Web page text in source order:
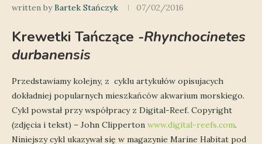
written byBartek Stańczyk 07/02/2016
Krewetki Tańczące -Rhynchocinetes
durbanensis
Przedstawiamy kolejny, z cyklu artykułów opisujacych
dokładniej popularnych mieszkańców akwarium morskiego.
Cykl powstał przy współpracy z Digital-Reef. Copyright
(zdjęcia i tekst) – John Clipperton www.digital-reefs.com.
Niniejszy cykl ukazywał się w magazynie Marine Habitat pod